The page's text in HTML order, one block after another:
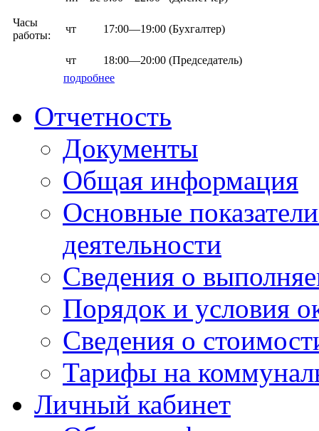
Часы
работы:
чт 17:00—19:00 (Бухгалтер)
чт 18:00—20:00 (Председатель)
подробнее
Отчетность
Документы
Общая информация
Основные
деятельности
Сведения о
Порядок и условия
Сведения о
Тарифы на
Личный кабинет